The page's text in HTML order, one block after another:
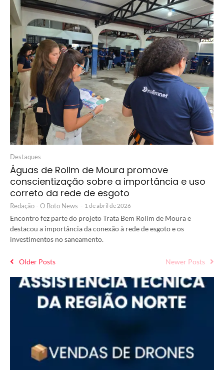
Destaques
Águas de Rolim de Moura promove
conscientização sobre a importância e uso
correto da rede de esgoto
Redação - O Boto News - 1 de abril de 2026
Encontro fez parte do projeto Trata Bem Rolim de Moura e
destacou a importância da conexão à rede de esgoto e os
investimentos no saneamento.
Older Posts Newer Posts